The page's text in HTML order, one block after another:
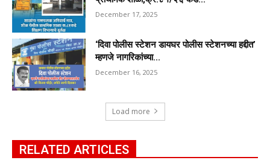
December 17, 2025
‘दिवा पोलीस स्टेशन डायघर पोलीस स्टेशनच्या हद्दीत’
म्हणजे नागरिकांच्या...
December 16, 2025
Load more
RELATED ARTICLES